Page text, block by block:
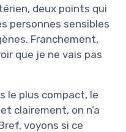
deux points qui
personnes sensibles
Franchement,
que je ne vais pas
le plus compact, le
clairement, on n’a
voyons si ce